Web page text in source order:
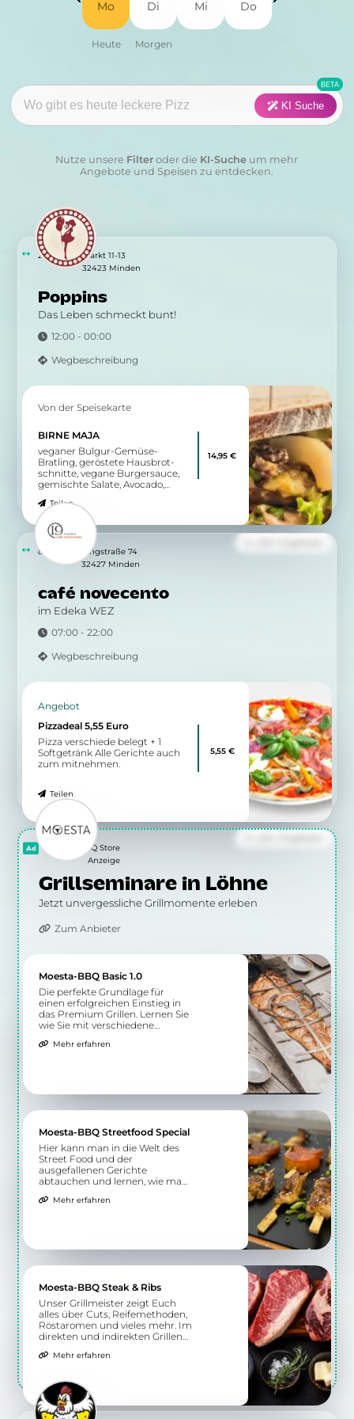
Fisch Fleisch
Pasta
Sushi Vegan
Kategorie:
Anwenden
Mo Di Mi Do
KI Suche
Nutze unsere Filter oder die KI-Suche um mehr
Angebote und Speisen zu entdecken.
Poppins
Das Leben schmeckt bunt!
12:00 - 00:00
Wegbeschreibung
260 m
Markt 11-13
32423 Minden
Von der Speisekarte
BIRNE MAJA
veganer Bulgur-Gemüse-
Bratling, geröstete Hausbrot-
schnitte, vegane Burgersauce,
gemischte Salate, Avocado,
karamellisierte Walnüsse
Teilen
14,95 €
café novecento
im Edeka WEZ
07:00 - 22:00
Wegbeschreibung
833 m
Ringstraße 74
32427 Minden
Angebot
Pizzadeal 5,55 Euro
Pizza verschiede belegt + 1
Softgetränk Alle Gerichte auch
zum mitnehmen.
Teilen
5,55 €
Grillseminare in Löhne
Jetzt unvergessliche Grillmomente erleben
Zum Anbieter
Moesta BBQ Store
Anzeige
Moesta-BBQ Basic 1.0
Die perfekte Grundlage für
einen erfolgreichen Einstieg in
das Premium Grillen. Lernen Sie
wie Sie mit verschiedene
auf dem Grill zubereiten.
Mehr erfahren
Moesta-BBQ Streetfood Special
Hier kann man in die Welt des
Street Food und der
ausgefallenen Gerichte
abtauchen und lernen, wie man
nationale Küche wird hier
Mehr erfahren
Moesta-BBQ Steak & Ribs
Unser Grillmeister zeigt Euch
alles über Cuts, Reifemethoden,
Röstaromen und vieles mehr. Im
direkten und indirekten Grillen
die richtige Zubereitung
Mehr erfahren